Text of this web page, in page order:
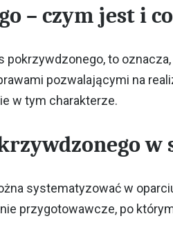
– czym jest i
pokrzywdzonego, to
pozwalającymi na
w tym charakterze.
w
systematyzować w
przygotowawcze, po